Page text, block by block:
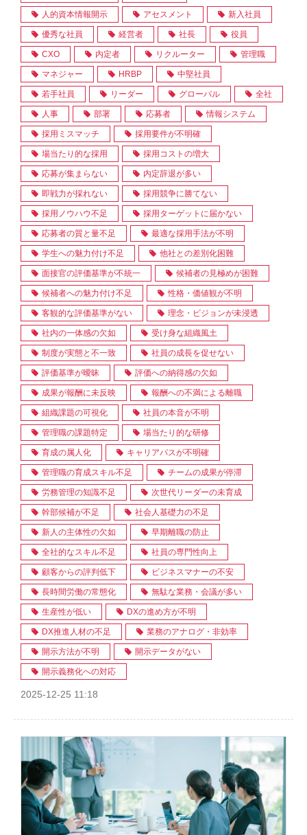
人的資本情報開示 アセスメント 新入社員
優秀な社員 経営者 社長 役員
CXO 内定者 リクルーター 管理職
マネジャー HRBP 中堅社員
若手社員 リーダー グローバル 全社
人事 部署 応募者 情報システム
採用ミスマッチ 採用要件が不明確
場当たり的な採用 採用コストの増大
応募が集まらない 内定辞退が多い
即戦力が採れない 採用競争に勝てない
採用ノウハウ不足 採用ターゲットに届かない
応募者の質と量不足 最適な採用手法が不明
学生への魅力付け不足 他社との差別化困難
面接官の評価基準が不統一 候補者の見極めが困難
候補者への魅力付け不足 性格・価値観が不明
客観的な評価基準がない 理念・ビジョンが未浸透
社内の一体感の欠如 受け身な組織風土
制度が実態と不一致 社員の成長を促せない
評価基準が曖昧 評価への納得感の欠如
成果が報酬に未反映 報酬への不満による離職
組織課題の可視化 社員の本音が不明
管理職の課題特定 場当たり的な研修
育成の属人化 キャリアパスが不明確
管理職の育成スキル不足 チームの成果が停滞
労務管理の知識不足 次世代リーダーの未育成
幹部候補が不足 社会人基礎力の不足
新人の主体性の欠如 早期離職の防止
全社的なスキル不足 社員の専門性向上
顧客からの評判低下 ビジネスマナーの不安
長時間労働の常態化 無駄な業務・会議が多い
生産性が低い DXの進め方が不明
DX推進人材の不足 業務のアナログ・非効率
開示方法が不明 開示データがない
開示義務化への対応
2025-12-25 11:18